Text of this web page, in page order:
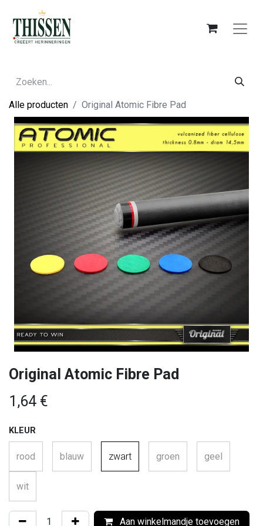
Alle producten Original Atomic Fibre Pad
Original Atomic Fibre Pad
1,64 €
KLEUR
rood blauw zwart groen geel
wit
Aan winkelmandje toevoegen